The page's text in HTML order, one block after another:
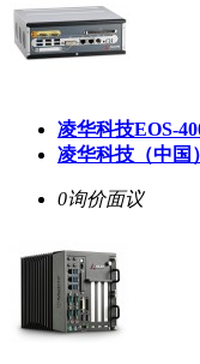
凌华科技EOS-
凌华科技（中国
0询价面议